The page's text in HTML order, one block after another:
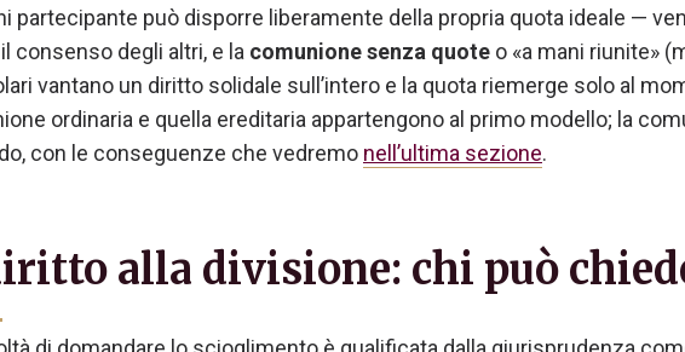
partecipante può disporre liberamente della propria quota ideale —
consenso degli altri, e la comunione senza quote o «a mani riunite»
vantano un diritto solidale sull’intero e la quota riemerge solo al
ordinaria e quella ereditaria appartengono al primo modello; la
con le conseguenze che vedremo nell’ultima sezione.
alla divisione: chi può